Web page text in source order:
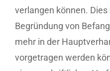
verlangen können.
Begründung von
mehr in der
vorgetragen werden